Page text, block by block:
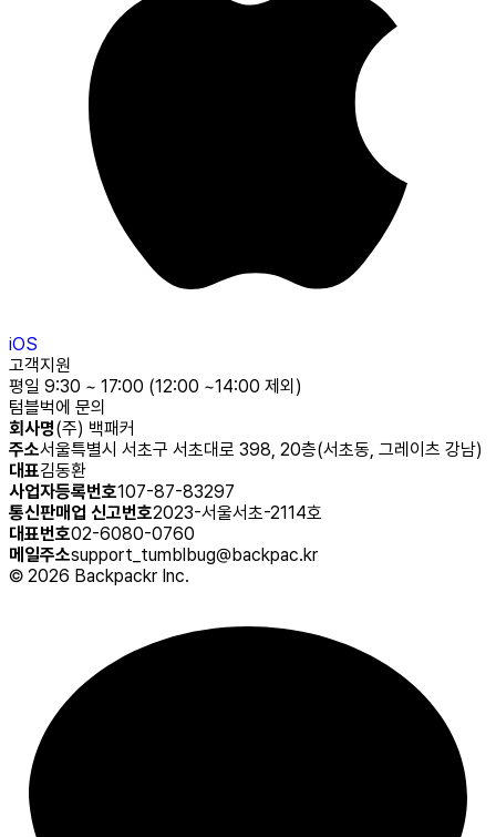
iOS
고객지원
평일 9:30 ~ 17:00 (12:00 ~14:00 제외)
텀블벅에 문의
회사명(주) 백패커
주소서울특별시 서초구 서초대로 398, 20층(서초동, 그레이츠 강남)
대표김동환
사업자등록번호107-87-83297
통신판매업 신고번호2023-서울서초-2114호
대표번호02-6080-0760
메일주소support_tumblbug@backpac.kr
© 2026 Backpackr Inc.